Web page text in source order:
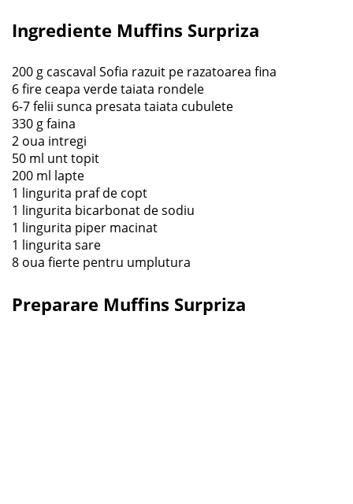
Ingrediente Muffins Surpriza
200 g cascaval Sofia razuit pe razatoarea fina
6 fire ceapa verde taiata rondele
6-7 felii sunca presata taiata cubulete
330 g faina
2 oua intregi
50 ml unt topit
200 ml lapte
1 lingurita praf de copt
1 lingurita bicarbonat de sodiu
1 lingurita piper macinat
1 lingurita sare
8 oua fierte pentru umplutura
Preparare Muffins Surpriza